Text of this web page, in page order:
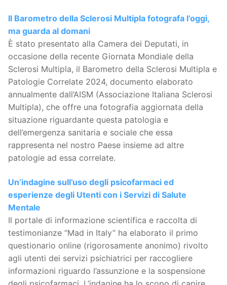
Il Barometro della Sclerosi Multipla fotografa l’oggi,
ma guarda al domani
È stato presentato alla Camera dei Deputati, in
occasione della recente Giornata Mondiale della
Sclerosi Multipla, il Barometro della Sclerosi Multipla e
Patologie Correlate 2024, documento elaborato
annualmente dall’AISM (Associazione Italiana Sclerosi
Multipla), che offre una fotografia aggiornata della
situazione riguardante questa patologia e
dell’emergenza sanitaria e sociale che essa
rappresenta nel nostro Paese insieme ad altre
patologie ad essa correlate.
Un’indagine sull’uso degli psicofarmaci ed
esperienze degli Utenti con i Servizi di Salute
Mentale
Il portale di informazione scientifica e raccolta di
testimonianze “Mad in Italy” ha elaborato il primo
questionario online (rigorosamente anonimo) rivolto
agli utenti dei servizi psichiatrici per raccogliere
informazioni riguardo l’assunzione e la sospensione